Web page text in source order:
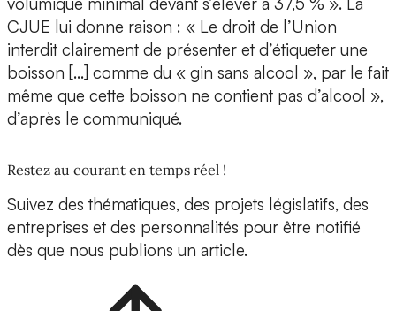
CJUE lui donne raison : « Le droit de l’Union
interdit clairement de présenter et d’étiqueter une
boisson […] comme du « gin sans alcool », par le fait
même que cette boisson ne contient pas d’alcool »,
d’après le communiqué.
Restez au courant en temps réel !
Suivez des thématiques, des projets législatifs, des
entreprises et des personnalités pour être notifié
dès que nous publions un article.